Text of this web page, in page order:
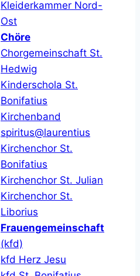
Kleiderkammer Nord-
Ost
Chöre
Chorgemeinschaft St.
Hedwig
Kinderschola St.
Bonifatius
Kirchenband
spiritus@laurentius
Kirchenchor St.
Bonifatius
Kirchenchor St. Julian
Kirchenchor St.
Liborius
Frauengemeinschaft
(kfd)
kfd Herz Jesu